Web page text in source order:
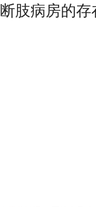
断肢病房的